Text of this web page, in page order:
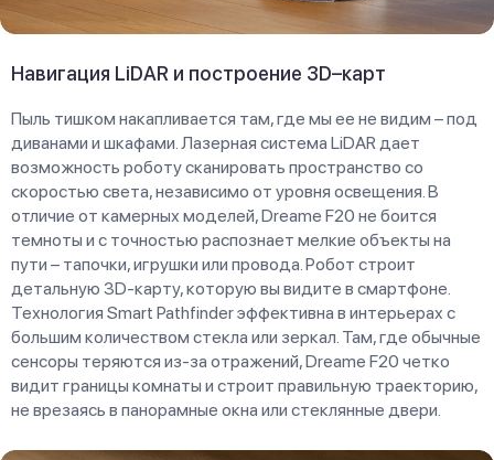
Навигация LiDAR и построение 3D–карт
Пыль тишком накапливается там, где мы ее не видим – под
диванами и шкафами. Лазерная система LiDAR дает
возможность роботу сканировать пространство со
скоростью света, независимо от уровня освещения. В
отличие от камерных моделей, Dreame F20 не боится
темноты и с точностью распознает мелкие объекты на
пути – тапочки, игрушки или провода. Робот строит
детальную 3D-карту, которую вы видите в смартфоне.
Технология Smart Pathfinder эффективна в интерьерах с
большим количеством стекла или зеркал. Там, где обычные
сенсоры теряются из-за отражений, Dreame F20 четко
видит границы комнаты и строит правильную траекторию,
не врезаясь в панорамные окна или стеклянные двери.